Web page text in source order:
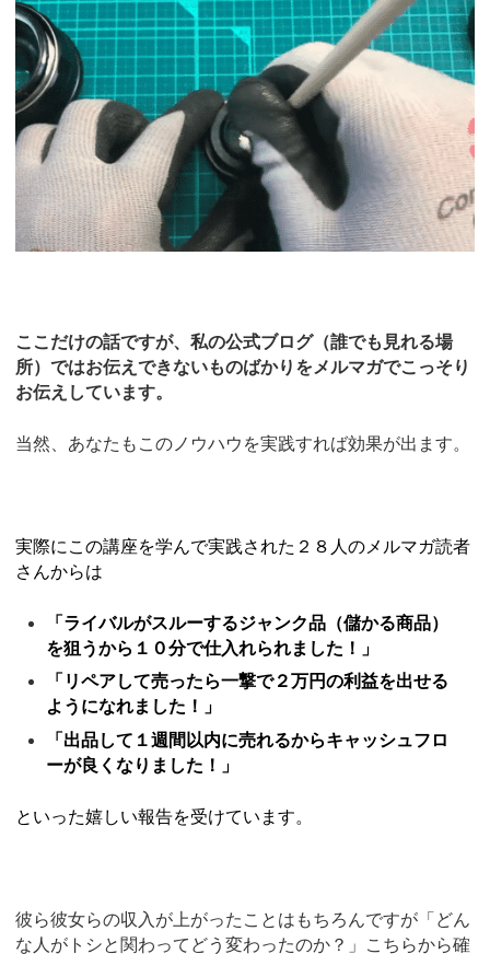
ここだけの話ですが、私の公式ブログ（誰でも見れる場
所）ではお伝えできないものばかりをメルマガでこっそり
お伝えしています。
当然、あなたもこのノウハウを実践すれば効果が出ます。
実際にこの講座を学んで実践された２８人のメルマガ読者
さんからは
「ライバルがスルーするジャンク品（儲かる商品）
を狙うから１０分で仕入れられました！」
「リペアして売ったら一撃で２万円の利益を出せる
ようになれました！」
「出品して１週間以内に売れるからキャッシュフロ
ーが良くなりました！」
といった嬉しい報告を受けています。
彼ら彼女らの収入が上がったことはもちろんですが「どん
な人がトシと関わってどう変わったのか？」こちらから確